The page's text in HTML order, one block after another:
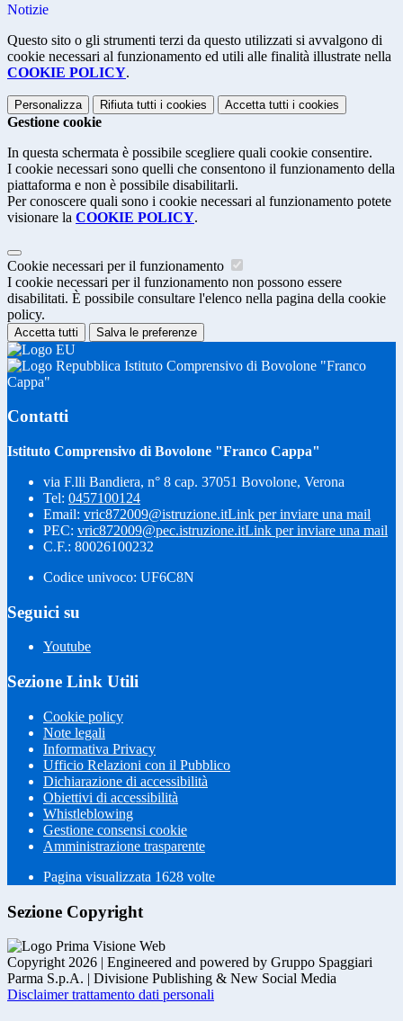
Notizie
Questo sito o gli strumenti terzi da questo utilizzati si avvalgono di
cookie necessari al funzionamento ed utili alle finalità illustrate nella
COOKIE POLICY.
Personalizza Rifiuta tutti i cookies Accetta tutti i cookies
Gestione cookie
In questa schermata è possibile scegliere quali cookie consentire.
I cookie necessari sono quelli che consentono il funzionamento della
piattaforma e non è possibile disabilitarli.
Per conoscere quali sono i cookie necessari al funzionamento potete
visionare la COOKIE POLICY.
Cookie necessari per il funzionamento
I cookie necessari per il funzionamento non possono essere
disabilitati. È possibile consultare l'elenco nella pagina della cookie
policy.
Accetta tutti Salva le preferenze
Istituto Comprensivo di Bovolone "Franco
Cappa"
Contatti
Istituto Comprensivo di Bovolone "Franco Cappa"
via F.lli Bandiera, n° 8 cap. 37051 Bovolone, Verona
Tel: 0457100124
Email: vric872009@istruzione.itLink per inviare una mail
PEC: vric872009@pec.istruzione.itLink per inviare una mail
C.F.: 80026100232
Codice univoco: UF6C8N
Seguici su
Youtube
Sezione Link Utili
Cookie policy
Note legali
Informativa Privacy
Ufficio Relazioni con il Pubblico
Dichiarazione di accessibilità
Obiettivi di accessibilità
Whistleblowing
Gestione consensi cookie
Amministrazione trasparente
Pagina visualizzata 1628 volte
Sezione Copyright
Copyright 2026 | Engineered and powered by Gruppo Spaggiari
Parma S.p.A. | Divisione Publishing & New Social Media
Disclaimer trattamento dati personali